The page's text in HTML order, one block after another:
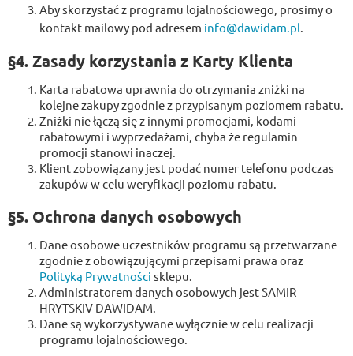
Aby skorzystać z programu lojalnościowego, prosimy o
kontakt mailowy pod adresem info@dawidam.pl.
§4. Zasady korzystania z Karty Klienta
Karta rabatowa uprawnia do otrzymania zniżki na
kolejne zakupy zgodnie z przypisanym poziomem rabatu.
Zniżki nie łączą się z innymi promocjami, kodami
rabatowymi i wyprzedażami, chyba że regulamin
promocji stanowi inaczej.
Klient zobowiązany jest podać numer telefonu podczas
zakupów w celu weryfikacji poziomu rabatu.
§5. Ochrona danych osobowych
Dane osobowe uczestników programu są przetwarzane
zgodnie z obowiązującymi przepisami prawa oraz
Polityką Prywatności sklepu.
Administratorem danych osobowych jest SAMIR
HRYTSKIV DAWIDAM.
Dane są wykorzystywane wyłącznie w celu realizacji
programu lojalnościowego.